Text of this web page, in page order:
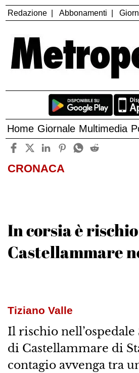
Redazione Abbonamenti
Home Giornale Multimedia
CRONACA
In corsia è
Castellammare
Tiziano Valle
Il rischio
di Castellammare di
contagio avvenga tra